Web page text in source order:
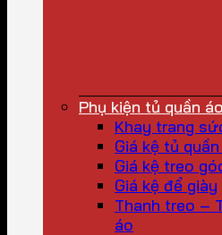
Phụ kiện tủ quần áo
Khay trang
Giá kệ tủ
Giá kệ treo
Giá kệ để giày
Thanh treo –
áo